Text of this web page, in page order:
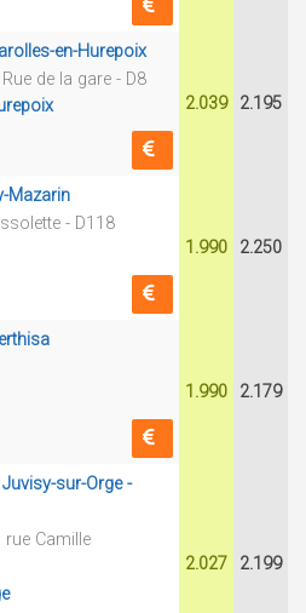
en-Hurepoix
de la gare - D8
2.039 2.195
Mazarin
- D118
1.990 2.250
1.990 2.179
sur-Orge -
rue Camille
2.027 2.199